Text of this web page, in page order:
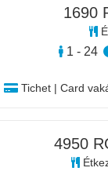
Tichet | Card
1690
1 - 24
4950